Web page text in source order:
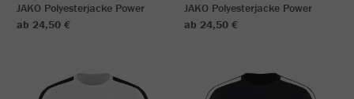
JAKO Polyesterjacke Power
ab 24,50 €
JAKO Polyesterjacke Power
ab 24,50 €